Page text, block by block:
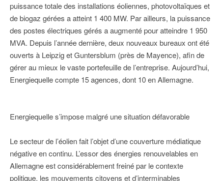
puissance totale des installations éoliennes, photovoltaïques et
de biogaz gérées a atteint 1 400 MW. Par ailleurs, la puissance
des postes électriques gérés a augmenté pour atteindre 1 950
MVA. Depuis l’année dernière, deux nouveaux bureaux ont été
ouverts à Leipzig et Guntersblum (près de Mayence), afin de
gérer au mieux le vaste portefeuille de l’entreprise. Aujourd’hui,
Energiequelle compte 15 agences, dont 10 en Allemagne.
Energiequelle s’impose malgré une situation défavorable
Le secteur de l’éolien fait l’objet d’une couverture médiatique
négative en continu. L’essor des énergies renouvelables en
Allemagne est considérablement freiné par le contexte
politique, les mouvements citoyens et d’interminables